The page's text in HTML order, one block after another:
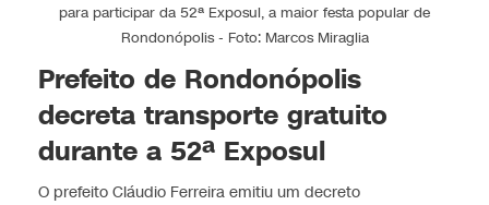
para participar da 52ª Exposul, a maior festa popular de
Rondonópolis - Foto: Marcos Miraglia
Prefeito de Rondonópolis
decreta transporte gratuito
durante a 52ª Exposul
O prefeito Cláudio Ferreira emitiu um decreto